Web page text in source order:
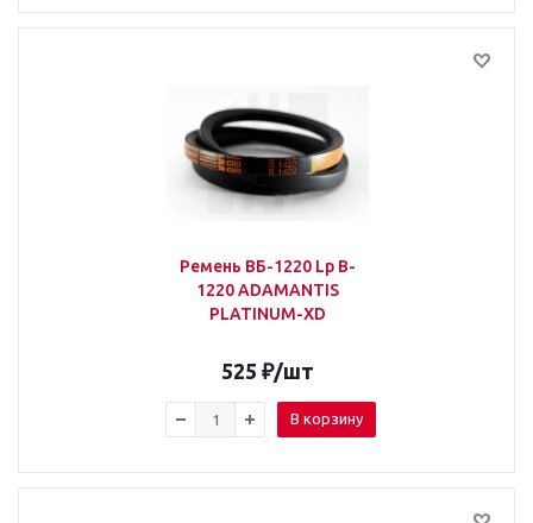
Ремень ВБ-1220 Lp B-
1220 ADAMANTIS
PLATINUM-XD
525 ₽/шт
В корзину